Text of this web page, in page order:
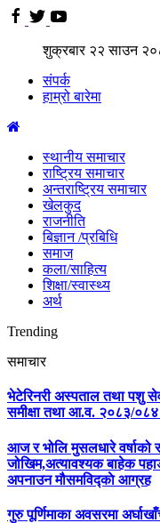
शुक्रबार २२साउन
संपर्क
हाम्रो बारेमा
स्थानीय समाचार
राष्ट्रिय समाचार
अन्तराष्ट्रिय समाचार
खेलकुद
राजनीति
बिज्ञान /प्रबिधि
समाज
कला/साहित्य
शिक्षा/स्वास्थ्य
अर्थ
Trending
समाचार
भेटेरिनरी अस्पताल तथा पशु
समीक्षा तथा आ.व. २०८३/०८४
आज र भोलि मुसलधारे वर्षाको
जोखिम,अत्यावश्यक बाहेक
अपनाउन मौसमविद्काे आग्रह
गुरु पूर्णिमाका अवसरमा